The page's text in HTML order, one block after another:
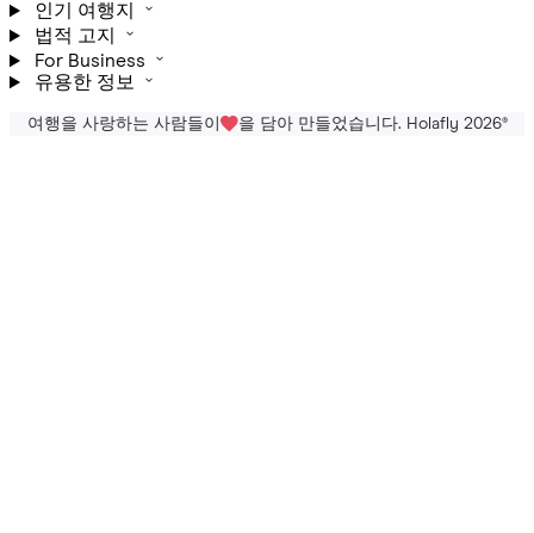
인기 여행지
법적 고지
For Business
유용한 정보
여행을 사랑하는 사람들이 을 담아 만들었습니다. Holafly 2026®